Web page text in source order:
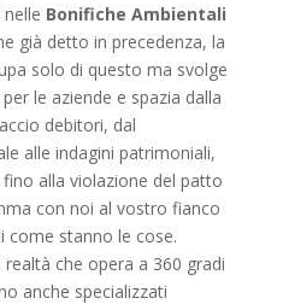
Bonifiche Ambientali
già detto in precedenza, la
solo di questo ma svolge
le aziende e spazia dalla
debitori, dal
alle indagini patrimoniali,
alla violazione del patto
con noi al vostro fianco
come stanno le cose.
che opera a 360 gradi
anche specializzati